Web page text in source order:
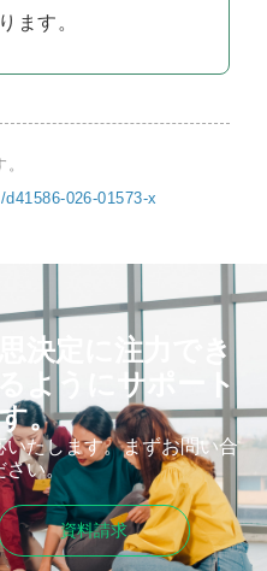
ます。
026-01573-x
決定に注力でき
ようにサポート
。
たします。まずお問い合
い。
資料請求